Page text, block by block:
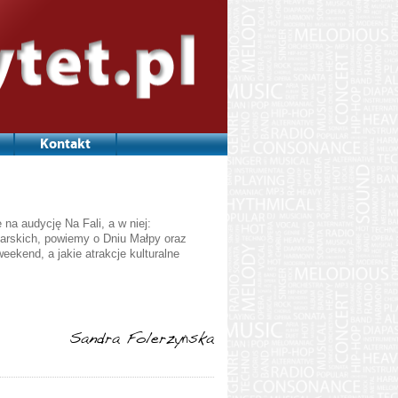
Kontakt
audycję Na Fali, a w niej:
powiemy o Dniu Małpy oraz
a jakie atrakcje kulturalne
Sandra Folerzyńska